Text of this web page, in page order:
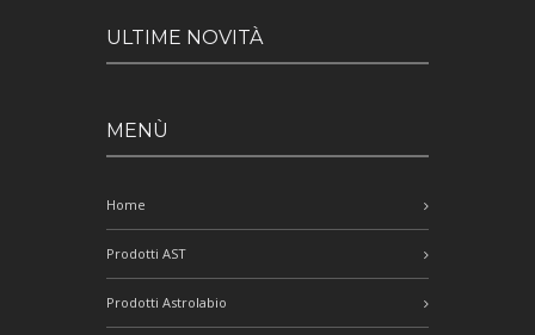
ULTIME NOVITÀ
MENÙ
Home
Prodotti AST
Prodotti Astrolabio